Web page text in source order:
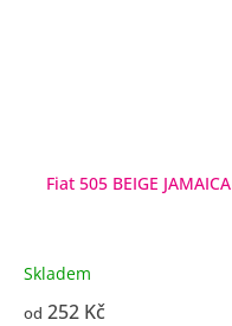
Fiat 505 BEIGE JAMAICA
Skladem
od 252 Kč